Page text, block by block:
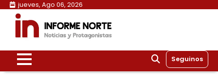
Skip
content
jueves, Ago 06, 2026
Seguinos